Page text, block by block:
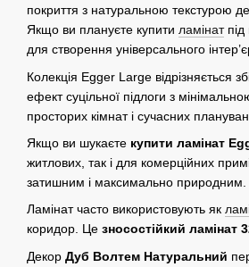
покриття з натуральною текстурою
Якщо ви плануєте купити ламінатпід
для створення універсального
Колекція Egger Large
ефект суцільної підлоги з
просторих кімнат і сучасних
Якщо ви шукаєте купити ламінат
житлових, так і для комерційних
затишним і максимально природним.
Ламінат часто використовують як
коридор. Це зносостійкий ламінат
Декор Дуб Волтем Натуральний